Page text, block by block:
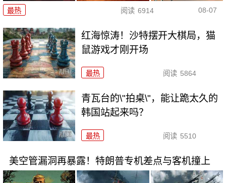
最热 阅读 6914 08-07
红海惊涛！沙特摆开大棋局，猫
鼠游戏才刚开场
最热 阅读 5864
青瓦台的\"拍桌\"，能让跪太久的
韩国站起来吗？
最热 阅读 5510
美空管漏洞再暴露！特朗普专机差点与客机撞上